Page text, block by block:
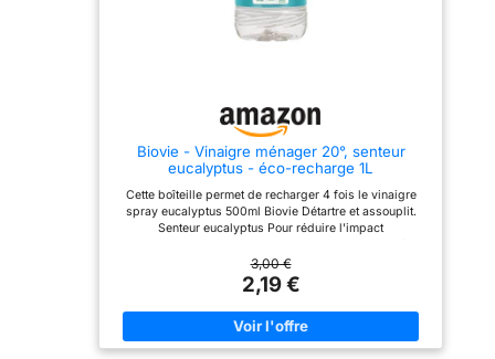
Biovie - Vinaigre ménager 20°, senteur
eucalyptus - éco-recharge 1L
Cette boîteille permet de recharger 4 fois le vinaigre
spray eucalyptus 500ml Biovie Détartre et assouplit.
Senteur eucalyptus Pour réduire l'impact
d'utilisation En cas d'irritation cutanée: consulter un
médecin.
3,00 €
2,19 €